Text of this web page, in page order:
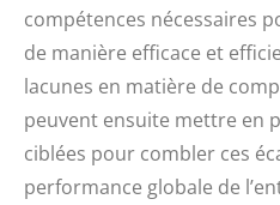
compétences nécessaires
de manière efficace et
lacunes en matière de
peuvent ensuite mettre en
ciblées pour combler ces
performance globale de